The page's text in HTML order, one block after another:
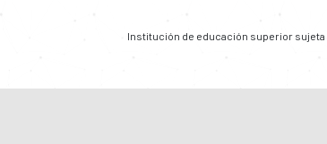
Institución de educación superior sujeta